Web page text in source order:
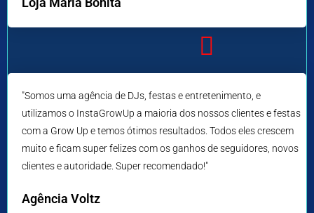
"Somos uma agência de DJs, festas e entretenimento, e
utilizamos o InstaGrowUp a maioria dos nossos clientes e festas
com a Grow Up e temos ótimos resultados. Todos eles crescem
muito e ficam super felizes com os ganhos de seguidores, novos
clientes e autoridade. Super recomendado!"
Agência Voltz